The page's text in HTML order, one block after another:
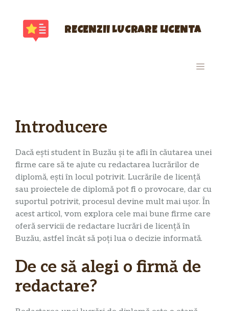
conținut
RECENZII LUCRARE LICENTA
MENIU
Introducere
Dacă ești student în Buzău și te afli în căutarea unei
firme care să te ajute cu redactarea lucrărilor de
diplomă, ești în locul potrivit. Lucrările de licență
sau proiectele de diplomă pot fi o provocare, dar cu
suportul potrivit, procesul devine mult mai ușor. În
acest articol, vom explora cele mai bune firme care
oferă servicii de redactare lucrări de licență în
Buzău, astfel încât să poți lua o decizie informată.
De ce să alegi o firmă de
redactare?